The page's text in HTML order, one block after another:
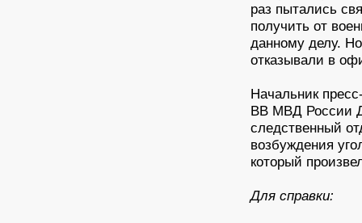
раз пытались
получить от
данному делу.
отказывали в
Начальник
ВВ МВД России
следственный
возбуждения
который
Для справки: